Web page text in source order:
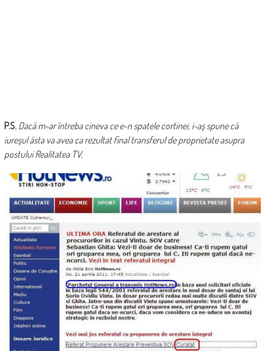
P.S. Dacă m-ar întreba cineva ce e-n spatele cortinei, i-aş spune că
iureşul ăsta va avea ca rezultat final transferul de proprietate asupra
postului Realitatea TV.